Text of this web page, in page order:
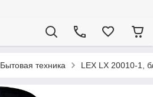
Бытовая техника LEX LX 20010-1,